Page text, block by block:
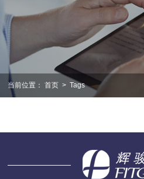
当前位置： 首页 > Tags